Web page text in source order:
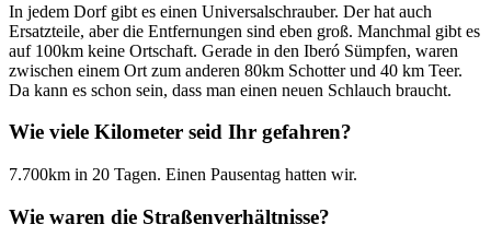
In jedem Dorf gibt es einen Universalschrauber. Der hat auch
Ersatzteile, aber die Entfernungen sind eben groß. Manchmal gibt es
auf 100km keine Ortschaft. Gerade in den Iberó Sümpfen, waren
zwischen einem Ort zum anderen 80km Schotter und 40 km Teer.
Da kann es schon sein, dass man einen neuen Schlauch braucht.
Wie viele Kilometer seid Ihr gefahren?
7.700km in 20 Tagen. Einen Pausentag hatten wir.
Wie waren die Straßenverhältnisse?